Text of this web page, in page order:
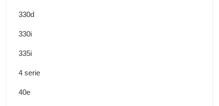
330d
330i
335i
4 serie
40e